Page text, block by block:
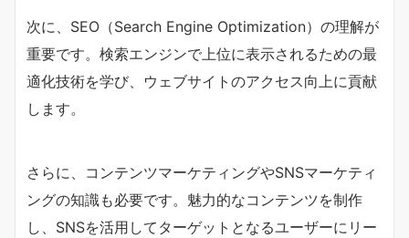
次に、SEO（Search Engine Optimization）の理解が
重要です。検索エンジンで上位に表示されるための最
適化技術を学び、ウェブサイトのアクセス向上に貢献
します。
さらに、コンテンツマーケティングやSNSマーケティ
ングの知識も必要です。魅力的なコンテンツを制作
し、SNSを活用してターゲットとなるユーザーにリー